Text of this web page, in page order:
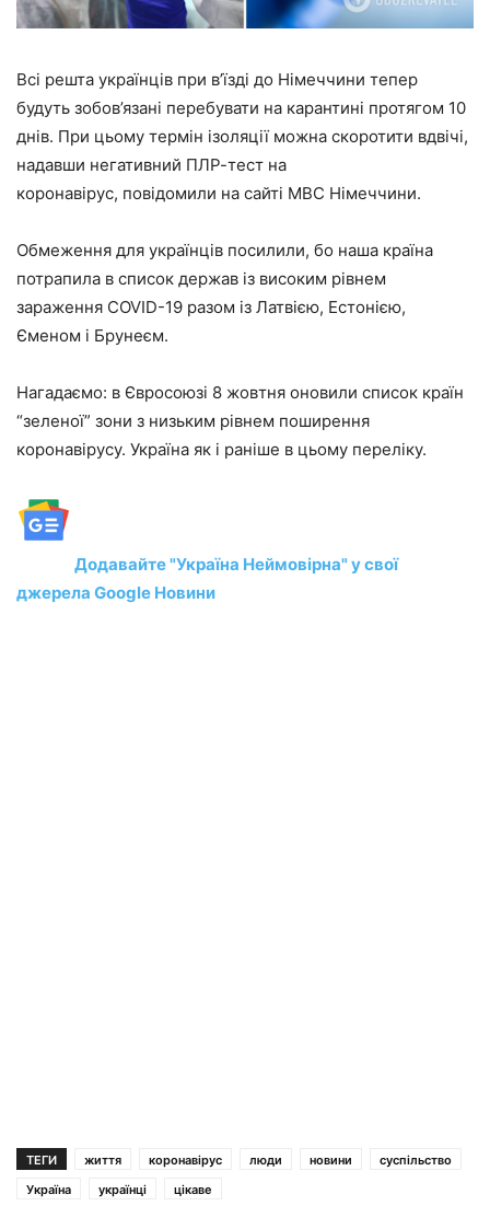
Всі решта українців при в’їзді до Німеччини тепер
будуть зобов’язані перебувати на карантині протягом 10
днів. При цьому термін ізоляції можна скоротити вдвічі,
надавши негативний ПЛР-тест на
коронавірус, повідомили на сайті МВС Німеччини.
Обмеження для українців посилили, бо наша країна
потрапила в список держав із високим рівнем
зараження COVID-19 разом із Латвією, Естонією,
Єменом і Брунеєм.
Нагадаємо: в Євросоюзі 8 жовтня оновили список країн
“зеленої” зони з низьким рівнем поширення
коронавірусу. Україна як і раніше в цьому переліку.
Додавайте "Україна Неймовірна" у свої
джерела Google Новини
ТЕГИ життя коронавірус люди новини
суспільство
Україна
українці цікаве